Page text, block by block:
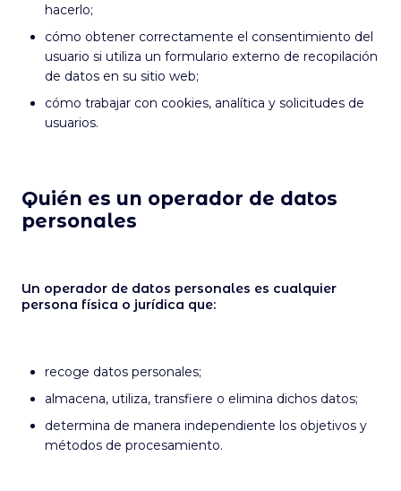
hacerlo;
cómo obtener correctamente el consentimiento del
usuario si utiliza un formulario externo de recopilación
de datos en su sitio web;
cómo trabajar con cookies, analítica y solicitudes de
usuarios.
Quién es un operador de datos
personales
Un operador de datos personales es cualquier
persona física o jurídica que:
recoge datos personales;
almacena, utiliza, transfiere o elimina dichos datos;
determina de manera independiente los objetivos y
métodos de procesamiento.